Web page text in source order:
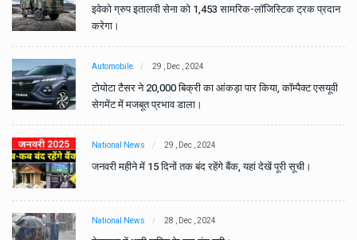
इवेको ग्रुप इतालवी सेना को 1,453 सामरिक-लॉजिस्टिक ट्रक प्रदान
करेगा।
Automobile 29 , Dec , 2024
टोयोटा टैसर ने 20,000 बिक्री का आंकड़ा पार किया, कॉम्पैक्ट एसयूवी
सेगमेंट में मजबूत प्रभाव डाला।
National News 29 , Dec , 2024
जनवरी महीने में 15 दिनों तक बंद रहेंगे बैंक, यहां देखें पूरी सूची।
National News 28 , Dec , 2024